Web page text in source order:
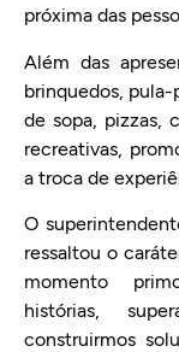
próxima das
Além das
brinquedos,
de sopa, pizzas,
recreativas,
a troca de
O
ressaltou o
momento
histórias,
construirmos